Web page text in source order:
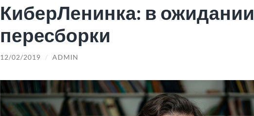
КиберЛенинка: в ожидании
пересборки
12/02/2019 / ADMIN